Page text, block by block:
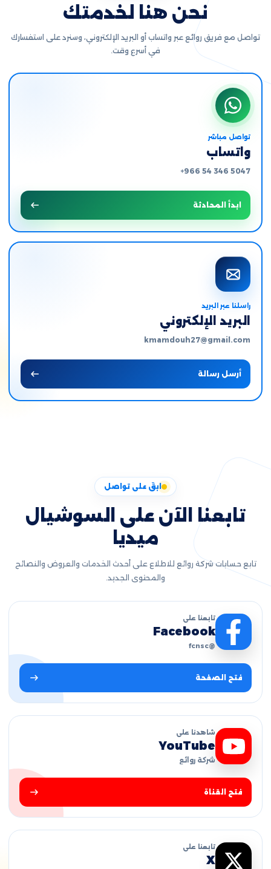
نحن هنا لخدمتك
تواصل مع فريق روائع عبر واتساب أو البريد الإلكتروني، وسنرد على استفسارك
في أسرع وقت.
تواصل مباشر
واتساب
+966 54 346 5047
ابدأ المحادثة
راسلنا عبر البريد
البريد الإلكتروني
kmamdouh27@gmail.com
أرسل رسالة
ابقَ على تواصل
تابعنا الآن على السوشيال
ميديا
تابع حسابات شركة روائع للاطلاع على أحدث الخدمات والعروض والنصائح
والمحتوى الجديد.
تابعنا على
Facebook
@fcnsc
فتح الصفحة
شاهدنا على
YouTube
شركة روائع
فتح القناة
تابعنا على
X